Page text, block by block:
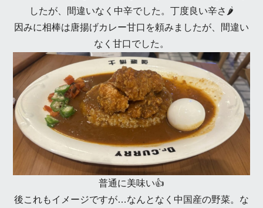
したが、間違いなく中辛でした。丁度良い辛さ🌶
因みに相棒は唐揚げカレー甘口を頼みましたが、間違い
なく甘口でした。
普通に美味い👍
後これもイメージですが…なんとなく中国産の野菜。な